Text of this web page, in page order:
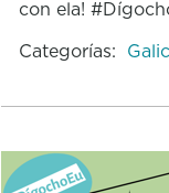
con ela!
Categorías: